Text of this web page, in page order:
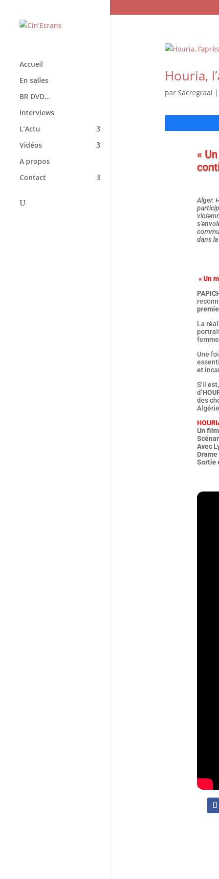
Accueil
En salles
BR DVD…
Interviews
L’Actu
Vidéos
A propos
Contact
Houria,
par Sacregraal |
«
Alger.
dans
« Un
La
Une
et
S’il
d’
des
Un
Avec
Sortie